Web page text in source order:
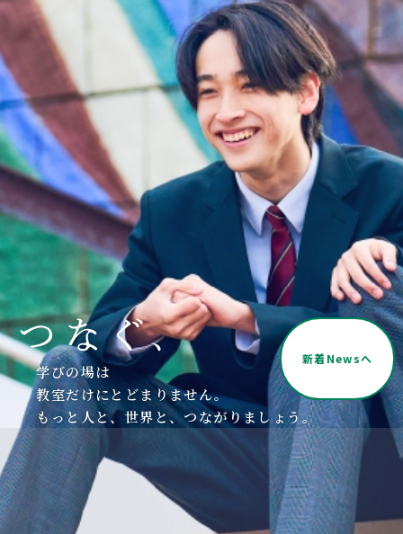
学校行事
先輩たちへのインタビュー
制服紹介
施設紹介
コース紹介
コース一覧
フロンティアコース
文理共創コース
医進・サイエンスコース
国際教養コース
自彊館コース（中高一貫）
進学実績
進学実績
学校は社会に出るための
準備をする場所です。
私たちは「地域に、社会に、
世界に、開かれた学校」を
目指しています。
学びの場は
教室だけにとどまりません。
もっと人と、世界と、つながりましょう。
本校で学ぶ楽しさに触れて、
あなた自身の未来を切り拓いていきませんか？
新着Newsへ